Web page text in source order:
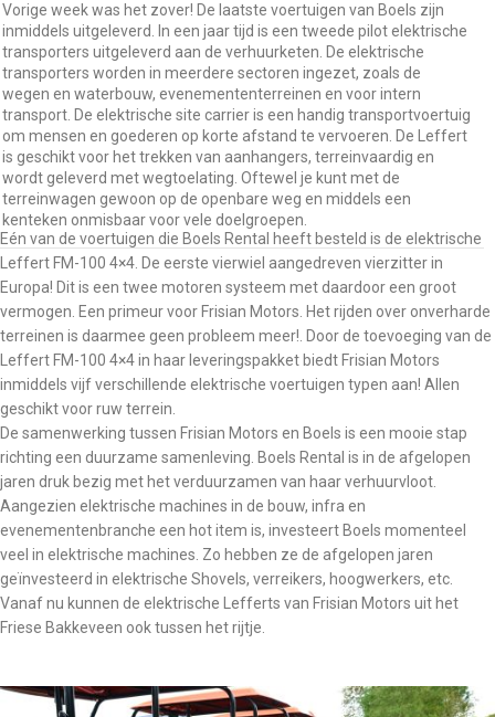
Vorige week was het zover! De laatste voertuigen van Boels zijn
inmiddels uitgeleverd. In een jaar tijd is een tweede pilot elektrische
transporters uitgeleverd aan de verhuurketen. De elektrische
transporters worden in meerdere sectoren ingezet, zoals de
wegen en waterbouw, evenemententerreinen en voor intern
transport. De elektrische site carrier is een handig transportvoertuig
om mensen en goederen op korte afstand te vervoeren. De Leffert
is geschikt voor het trekken van aanhangers, terreinvaardig en
wordt geleverd met wegtoelating. Oftewel je kunt met de
terreinwagen gewoon op de openbare weg en middels een
kenteken onmisbaar voor vele doelgroepen.
Eén van de voertuigen die Boels Rental heeft besteld is de elektrische
Leffert FM-100 4×4. De eerste vierwiel aangedreven vierzitter in
Europa! Dit is een twee motoren systeem met daardoor een groot
vermogen. Een primeur voor Frisian Motors. Het rijden over onverharde
terreinen is daarmee geen probleem meer!. Door de toevoeging van de
Leffert FM-100 4×4 in haar leveringspakket biedt Frisian Motors
inmiddels vijf verschillende elektrische voertuigen typen aan! Allen
geschikt voor ruw terrein.
De samenwerking tussen Frisian Motors en Boels is een mooie stap
richting een duurzame samenleving. Boels Rental is in de afgelopen
jaren druk bezig met het verduurzamen van haar verhuurvloot.
Aangezien elektrische machines in de bouw, infra en
evenementenbranche een hot item is, investeert Boels momenteel
veel in elektrische machines. Zo hebben ze de afgelopen jaren
geïnvesteerd in elektrische Shovels, verreikers, hoogwerkers, etc.
Vanaf nu kunnen de elektrische Lefferts van Frisian Motors uit het
Friese Bakkeveen ook tussen het rijtje.